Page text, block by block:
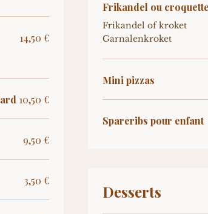
14,50 €
10,50 €
9,50 €
3,50 €
Frikandel ou croquette
Frikandel of kroket
Garnalenkroket
Mini pizzas
Spareribs pour enfant
Desserts